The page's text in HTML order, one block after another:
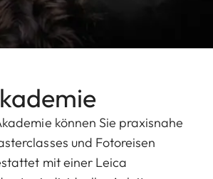
können Sie praxisnahe
und Fotoreisen
mit einer Leica